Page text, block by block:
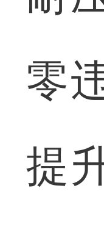
零
提